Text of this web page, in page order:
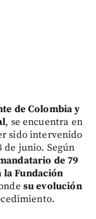
de Colombia y
, se encuentra en
sido intervenido
de junio. Según
de 79
la Fundación
su evolución